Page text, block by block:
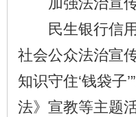
民生银行信用
社会公众法治宣
知识守住‘钱袋子
法》宣教等主题